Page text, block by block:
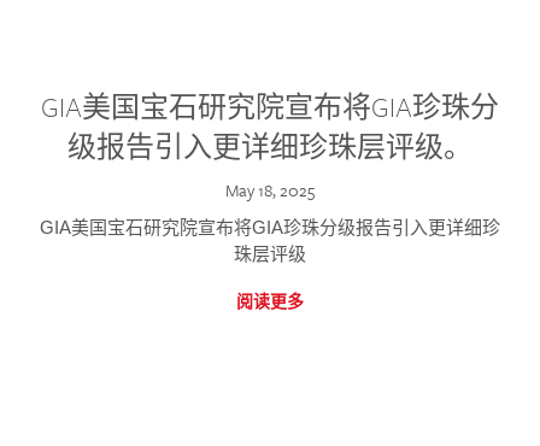
GIA美国宝石研究院宣布将GIA珍珠分
级报告引入更详细珍珠层评级。
May 18, 2025
GIA美国宝石研究院宣布将GIA珍珠分级报告引入更详细珍
珠层评级
阅读更多